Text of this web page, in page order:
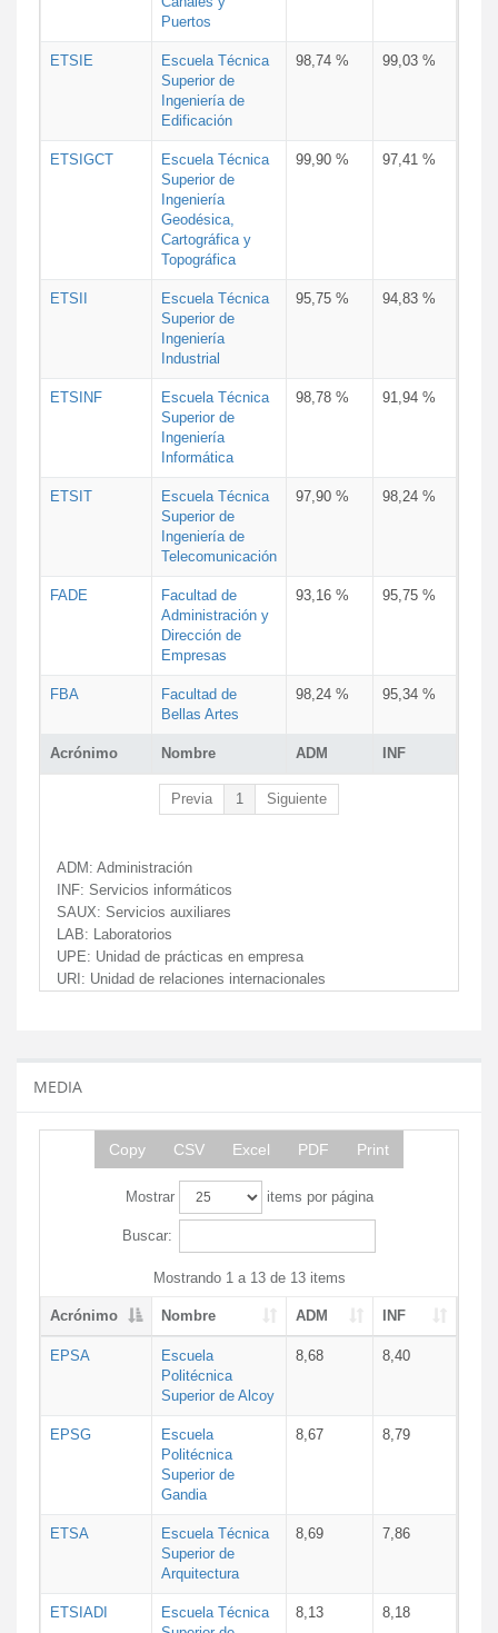
Acrónimo Nombre ADM INF
Puertos
ETSIE
Escuela Técnica
Superior de
Ingeniería de
Edificación
98,74 % 99,03 %
ETSIGCT
Escuela Técnica
Superior de
Ingeniería
Geodésica,
Cartográfica y
Topográfica
99,90 % 97,41 %
ETSII
Escuela Técnica
Superior de
Ingeniería
Industrial
95,75 % 94,83 %
ETSINF
Escuela Técnica
Superior de
Ingeniería
Informática
98,78 % 91,94 %
ETSIT
Escuela Técnica
Superior de
Ingeniería de
Telecomunicación
97,90 % 98,24 %
FADE
Facultad de
Administración y
Dirección de
Empresas
93,16 % 95,75 %
FBA
Facultad de
Bellas Artes
98,24 % 95,34 %
Previa 1 Siguiente
ADM: Administración
INF: Servicios informáticos
SAUX: Servicios auxiliares
LAB: Laboratorios
UPE: Unidad de prácticas en empresa
URI: Unidad de relaciones internacionales
MEDIA
Copy CSV Excel PDF Print
Mostrar items por página
Buscar:
Mostrando 1 a 13 de 13 items
Acrónimo Nombre ADM INF
EPSA
Escuela
Politécnica
Superior de Alcoy
8,68 8,40
EPSG
Escuela
Politécnica
Superior de
Gandia
8,67 8,79
ETSA
Escuela Técnica
Superior de
Arquitectura
8,69 7,86
ETSIADI
Escuela Técnica
8,13 8,18